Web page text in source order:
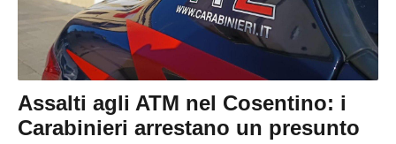
Assalti agli ATM nel Cosentino: i
Carabinieri arrestano un presunto